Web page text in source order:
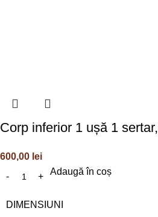
Corp inferior 1 ușă 1
600,00 lei
Adaugă în coș
DIMENSIUNI